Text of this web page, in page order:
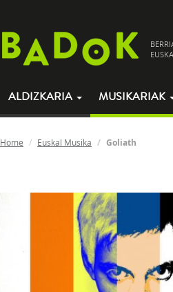
ALDIZKARIA MUSIKARIAK
Home Euskal Musika Goliath